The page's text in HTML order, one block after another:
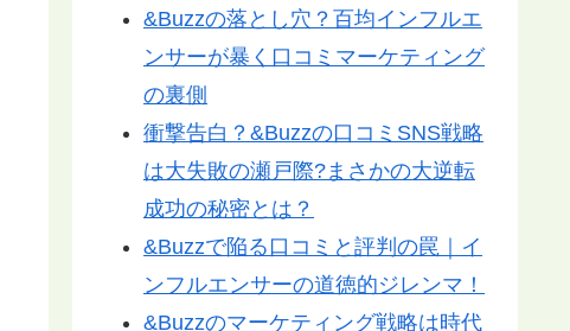
&Buzzの落とし穴？百均インフルエ
ンサーが暴く口コミマーケティング
の裏側
衝撃告白？&Buzzの口コミSNS戦略
は大失敗の瀬戸際?まさかの大逆転
成功の秘密とは？
&Buzzで陥る口コミと評判の罠｜イ
ンフルエンサーの道徳的ジレンマ！
&Buzzのマーケティング戦略は時代